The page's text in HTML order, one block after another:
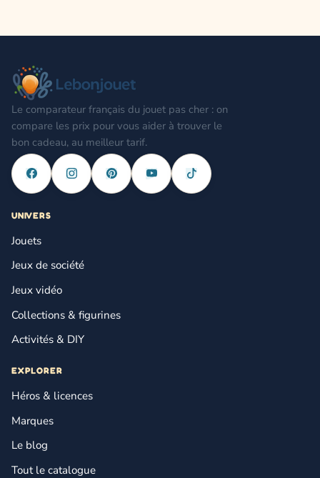
Le comparateur français du jouet pas cher : on
compare les prix pour vous aider à trouver le
bon cadeau, au meilleur tarif.
UNIVERS
Jouets
Jeux de société
Jeux vidéo
Collections & figurines
Activités & DIY
EXPLORER
Héros & licences
Marques
Le blog
Tout le catalogue